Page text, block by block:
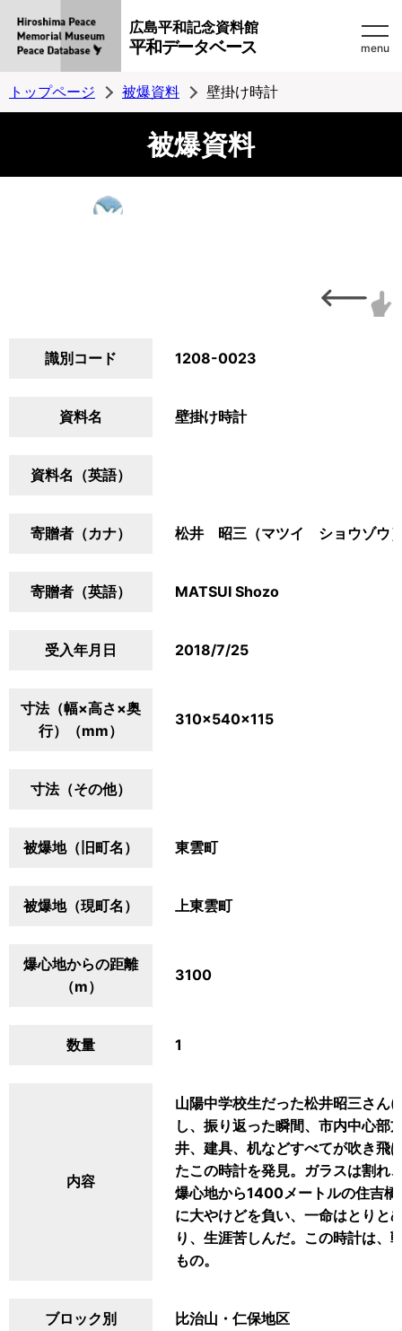
広島平和記念資料館
平和データベース menu
トップページ 被爆資料 壁掛け時計
被爆資料
識別コード 1208-0023
資料名 壁掛け時計
資料名（英語）
寄贈者（カナ） 松井 昭三（マツイ ショウゾウ
寄贈者（英語） MATSUI Shozo
受入年月日 2018/7/25
寸法（幅×高さ×奥
行）（mm）
310×540×115
寸法（その他）
被爆地（旧町名） 東雲町
被爆地（現町名） 上東雲町
爆心地からの距離
（m）
3100
数量 1
内容
山陽中学校生だった松井昭三さん
し、振り返った瞬間、市内中心部
井、建具、机などすべてが吹き飛
たこの時計を発見。ガラスは割れ
爆心地から1400メートルの住吉
に大やけどを負い、一命はとりと
り、生涯苦しんだ。この時計は、
もの。
ブロック別 比治山・仁保地区